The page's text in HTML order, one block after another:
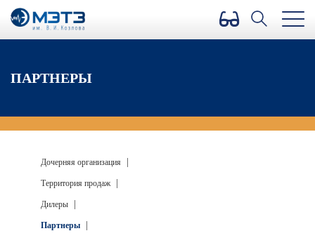
Версия для слабовидящих
ПАРТНЕРЫ
Дочерняя организация
Территория продаж
Дилеры
Партнеры